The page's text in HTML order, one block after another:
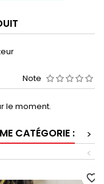
Note
le moment.
CATÉGORIE :
>
<
favorite_border